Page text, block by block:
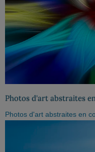
Photos d'art abstraites
Photos d'art abstraites en